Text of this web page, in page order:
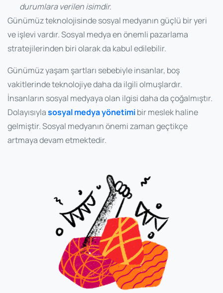
durumlara verilen isimdir.
Günümüz teknolojisinde sosyal medyanın güçlü bir yeri
ve işlevi vardır. Sosyal medya en önemli pazarlama
stratejilerinden biri olarak da kabul edilebilir.
Günümüz yaşam şartları sebebiyle insanlar, boş
vakitlerinde teknolojiye daha da ilgili olmuşlardır.
İnsanların sosyal medyaya olan ilgisi daha da çoğalmıştır.
Dolayısıylasosyal medya yönetimibir meslek haline
gelmiştir. Sosyal medyanın önemi zaman geçtikçe
artmaya devam etmektedir.